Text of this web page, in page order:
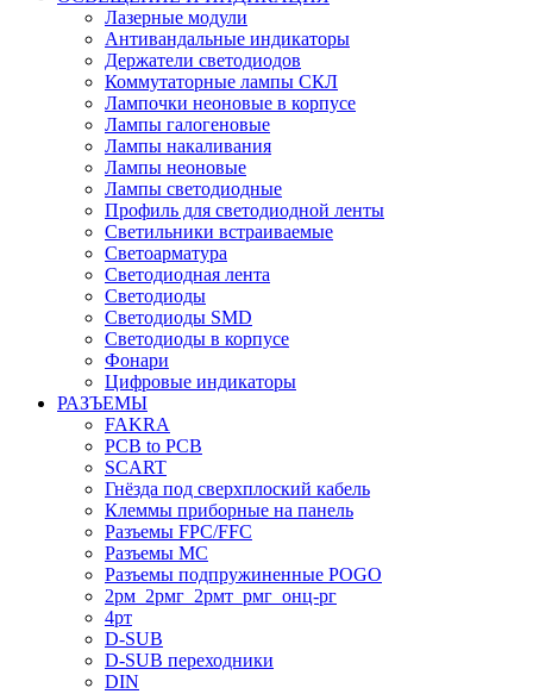
Лазерные модули
Антивандальные индикаторы
Держатели светодиодов
Коммутаторные лампы СКЛ
Лампочки неоновые в корпусе
Лампы галогеновые
Лампы накаливания
Лампы неоновые
Лампы светодиодные
Профиль для светодиодной ленты
Светильники встраиваемые
Светоарматура
Светодиодная лента
Светодиоды
Светодиоды SMD
Светодиоды в корпусе
Фонари
Цифровые индикаторы
РАЗЪЕМЫ
FAKRA
PCB to PCB
SCART
Гнёзда под сверхплоский кабель
Клеммы приборные на панель
Разъемы FPC/FFC
Разъемы MC
Разъемы подпружиненные POGO
2рм_2рмг_2рмт_рмг_онц-рг
4рт
D-SUB
D-SUB переходники
DIN